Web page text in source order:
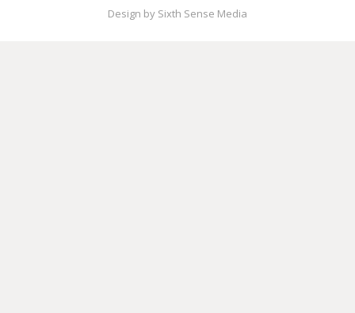
Design by Sixth Sense Media